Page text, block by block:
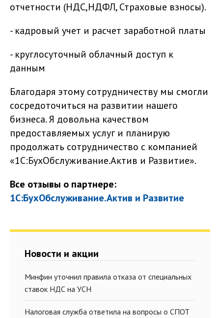
отчетности (НДС,НДФЛ, Страховые взносы).
- кадровый учет и расчет заработной платы
- круглосуточный облачный доступ к
данным
Благодаря этому сотрудничеству мы смогли
сосредоточиться на развитии нашего
бизнеса. Я довольна качеством
предоставляемых услуг и планирую
продолжать сотрудничество с компанией
«1С:БухОбслуживание.Актив и Развитие».
Все отзывы о партнере:
1С:БухОбслуживание.Актив и Развитие
Новости и акции
Минфин уточнил правила отказа от специальных
ставок НДС на УСН
Налоговая служба ответила на вопросы о СПОТ